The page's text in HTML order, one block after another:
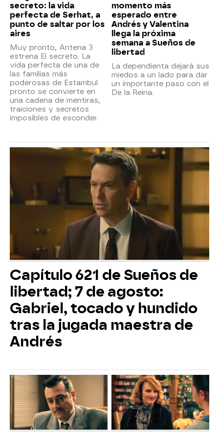
secreto: la vida
perfecta de Serhat, a
punto de saltar por los
aires
Muy pronto, Antena 3
estrena El secreto. La
vida perfecta de una de
las familias más
poderosas de Estambul
pronto se convierte en
una cadena de mentiras,
traiciones y secretos
imposibles de esconder.
momento más
esperado entre
Andrés y Valentina
llega la próxima
semana a Sueños de
libertad
La dependienta dejará sus
miedos a un lado para dar
un importante paso con el
De la Reina.
Capítulo 621 de Sueños de
libertad; 7 de agosto:
Gabriel, tocado y hundido
tras la jugada maestra de
Andrés